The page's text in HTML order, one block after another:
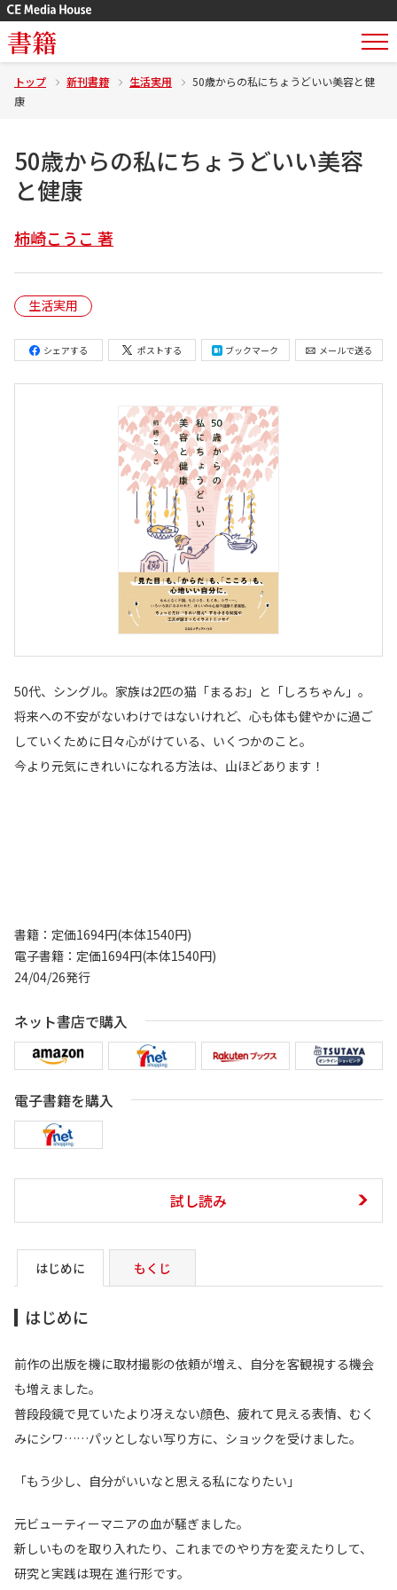
書籍
トップ 新刊書籍 生活実用
50歳からの私にちょうどいい美容と健
康
50歳からの私にちょうどいい美容
と健康
柿崎こうこ 著
生活実用
シェアする ポストする ブックマーク メールで送る
50代、シングル。家族は2匹の猫「まるお」と「しろちゃん」。
将来への不安がないわけではないけれど、心も体も健やかに過ご
していくために日々心がけている、いくつかのこと。
今より元気にきれいになれる方法は、山ほどあります！
書籍：定価1694円(本体1540円)
電子書籍：定価1694円(本体1540円)
24/04/26発行
ネット書店で購入
電子書籍を購入
試し読み
はじめに もくじ
はじめに
前作の出版を機に取材撮影の依頼が増え、自分を客観視する機会
も増えました。
普段段鏡で見ていたより冴えない顔色、疲れて見える表情、むく
みにシワ……パッとしない写り方に、ショックを受けました。
「もう少し、自分がいいなと思える私になりたい」
元ビューティーマニアの血が騒ぎました。
新しいものを取り入れたり、これまでのやり方を変えたりして、
研究と実践は現在 進行形です。